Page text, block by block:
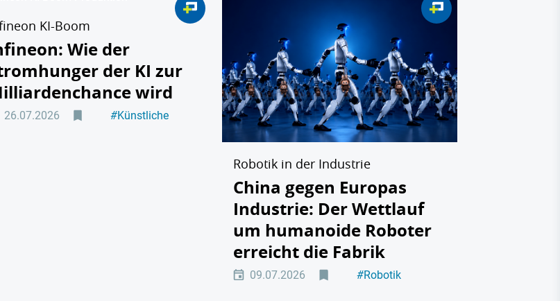
KI-Boom
Wie der
der KI zur
wird
26.07.2026 #Künstliche
Robotik in der Industrie
China gegen Europas
Industrie: Der Wettlauf
um humanoide Roboter
erreicht die Fabrik
09.07.2026 #Robotik